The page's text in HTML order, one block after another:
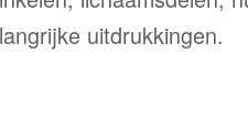
uitdrukkingen.